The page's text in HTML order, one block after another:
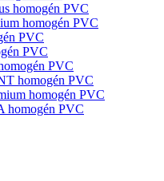
homogén PVC
homogén PVC
PVC
PVC
PVC
homogén PVC
homogén PVC
homogén PVC